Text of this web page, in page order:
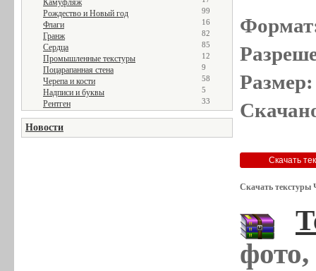
Камуфляж
Рождество и Новый год 99
Флаги 16
Гранж 82
Сердца 85
Промышленные текстуры 12
Поцарапанная стена 9
Черепа и кости 58
Надписи и буквы 5
Рентген 33
Новости
Скачать текстуры